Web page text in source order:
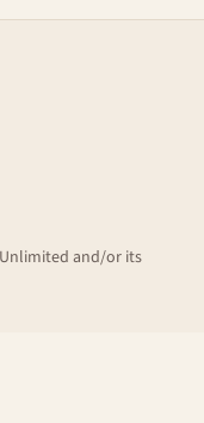
and/or its